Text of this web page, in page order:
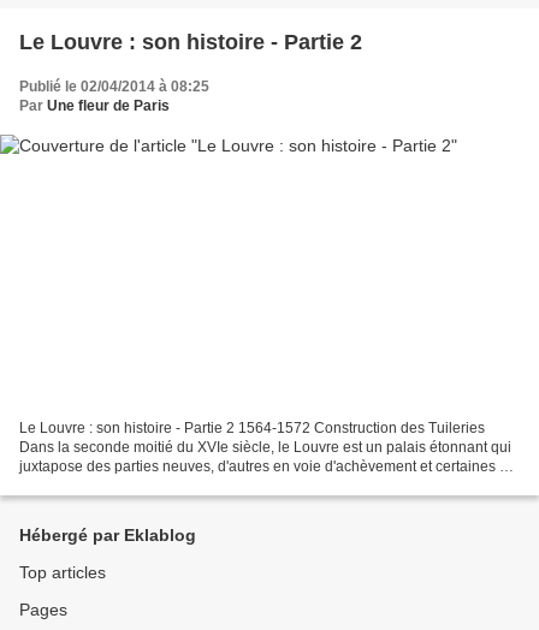
Le Louvre : son histoire - Partie 2
Publié le 02/04/2014 à 08:25
Par Une fleur de Paris
Le Louvre : son histoire - Partie 2 1564-1572 Construction des Tuileries
Dans la seconde moitié du XVIe siècle, le Louvre est un palais étonnant qui
juxtapose des parties neuves, d'autres en voie d'achèvement et certaines à
Hébergé par Eklablog
Top articles
Pages